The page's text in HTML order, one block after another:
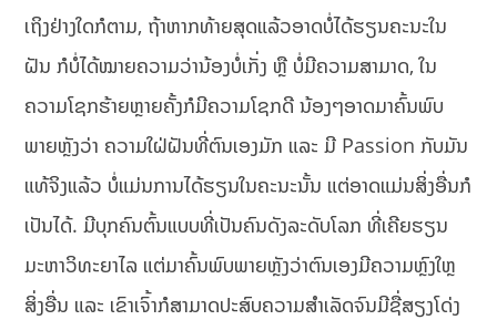
ເຖິງຢ່າງໃດກໍຕາມ, ຖ້າຫາກທ້າຍສຸດແລ້ວອາດບໍ່ໄດ້ຮຽນຄະນະໃນ
ຝັນ ກໍບໍ່ໄດ້ໝາຍຄວາມວ່ານ້ອງບໍ່ເກັ່ງ ຫຼື ບໍ່ມີຄວາມສາມາດ, ໃນ
ຄວາມໂຊກຮ້າຍຫຼາຍຄັ້ງກໍມີຄວາມໂຊກດີ ນ້ອງໆອາດມາຄົ້ນພົບ
ພາຍຫຼັງວ່າ ຄວາມໃຝ່ຝັນທີ່ຕົນເອງມັກ ແລະ ມີ Passion ກັບມັນ
ແທ້ຈິງແລ້ວ ບໍ່ແມ່ນການໄດ້ຮຽນໃນຄະນະນັ້ນ ແຕ່ອາດແມ່ນສິ່ງອື່ນກໍ
ເປັນໄດ້.​ ມີບຸກຄົນຕົ້ນແບບທີ່ເປັນຄົນດັງລະດັບໂລກ ທີ່ເຄີຍຮຽນ
ມະຫາວິທະຍາໄລ ແຕ່ມາຄົ້ນພົບພາຍຫຼັງວ່າຕົນເອງມີຄວາມຫຼົງໃຫຼ
ສິ່ງອື່ນ ແລະ ເຂົາເຈົ້າກໍສາມາດປະສົບຄວາມສຳເລັດຈົນມີຊື່ສຽງໂດ່ງ